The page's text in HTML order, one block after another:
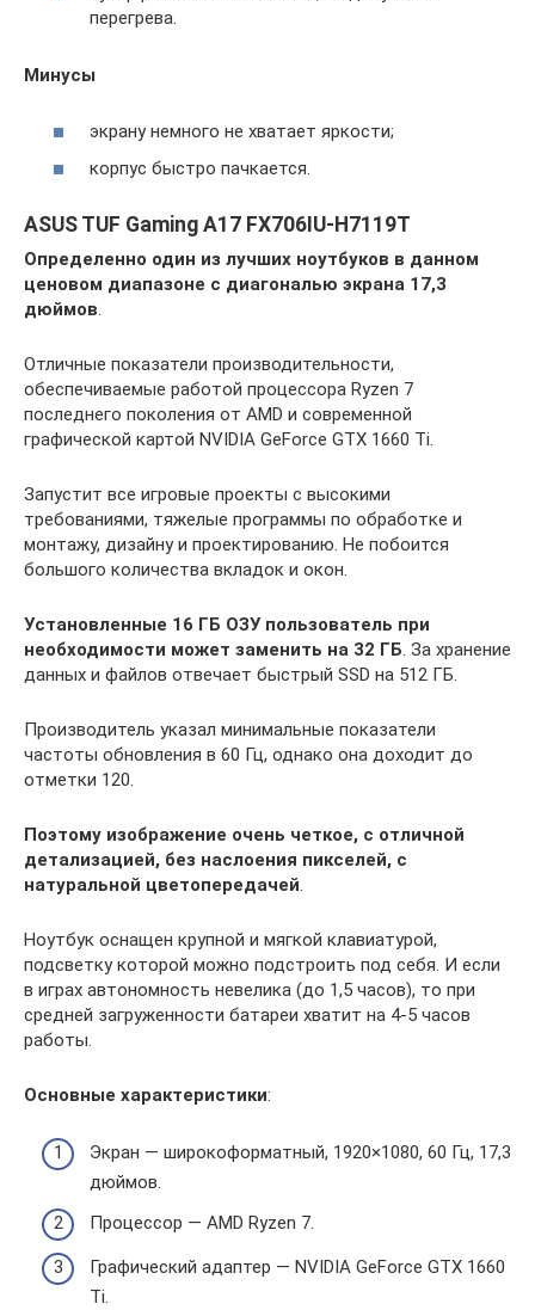
перегрева.
Минусы
экрану немного не хватает яркости;
корпус быстро пачкается.
ASUS TUF Gaming A17 FX706IU-H7119T
Определенно один из лучших ноутбуков в данном
ценовом диапазоне с диагональю экрана 17,3
дюймов.
Отличные показатели производительности,
обеспечиваемые работой процессора Ryzen 7
последнего поколения от AMD и современной
графической картой NVIDIA GeForce GTX 1660 Ti.
Запустит все игровые проекты с высокими
требованиями, тяжелые программы по обработке и
монтажу, дизайну и проектированию. Не побоится
большого количества вкладок и окон.
Установленные 16 ГБ ОЗУ пользователь при
необходимости может заменить на 32 ГБ. За хранение
данных и файлов отвечает быстрый SSD на 512 ГБ.
Производитель указал минимальные показатели
частоты обновления в 60 Гц, однако она доходит до
отметки 120.
Поэтому изображение очень четкое, с отличной
детализацией, без наслоения пикселей, с
натуральной цветопередачей.
Ноутбук оснащен крупной и мягкой клавиатурой,
подсветку которой можно подстроить под себя. И если
в играх автономность невелика (до 1,5 часов), то при
средней загруженности батареи хватит на 4-5 часов
работы.
Основные характеристики:
Экран — широкоформатный, 1920×1080, 60 Гц, 17,3
дюймов.
Процессор — AMD Ryzen 7.
Графический адаптер — NVIDIA GeForce GTX 1660
Ti.